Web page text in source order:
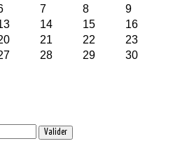
7 8
9
14 15
16
21 22
23
28 29
30
Valider